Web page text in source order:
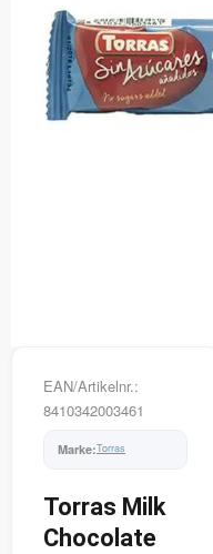
EAN/Artikelnr.:
8410342003461
Torras
Torras Milk
Chocolate